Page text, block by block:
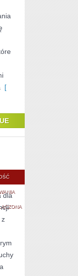
[
SPOŁECZEŃSTWO
4.0
dla
z